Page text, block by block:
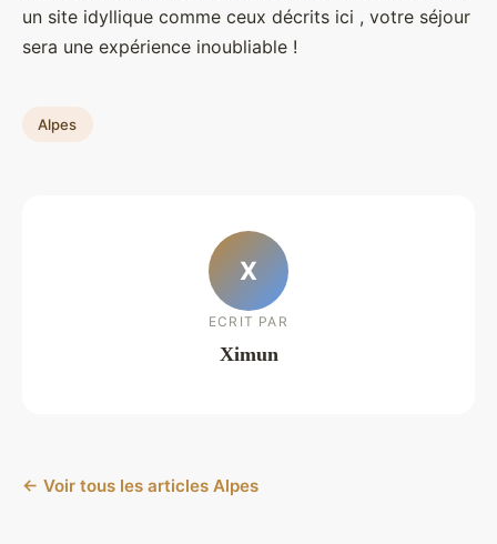
un site idyllique comme ceux décrits ici , votre séjour
sera une expérience inoubliable !
Alpes
X
ECRIT PAR
Ximun
← Voir tous les articles Alpes